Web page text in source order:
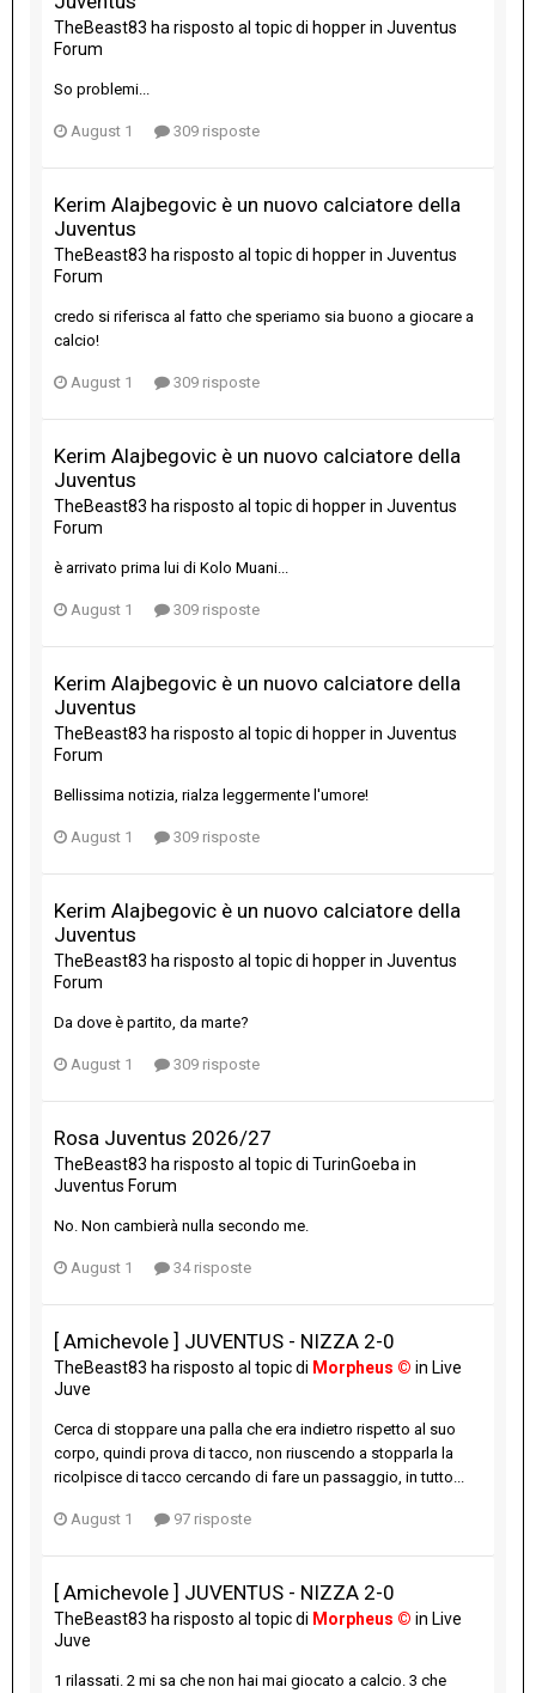
TheBeast83 ha risposto al topic di hopperin Juventus
Forum
So problemi...
August 1 309 risposte
Kerim Alajbegovic è un nuovo calciatore della
Juventus
TheBeast83 ha risposto al topic di hopperin Juventus
Forum
credo si riferisca al fatto che speriamo sia buono a giocare a
calcio!
August 1 309 risposte
Kerim Alajbegovic è un nuovo calciatore della
Juventus
TheBeast83 ha risposto al topic di hopperin Juventus
Forum
è arrivato prima lui di Kolo Muani...
August 1 309 risposte
Kerim Alajbegovic è un nuovo calciatore della
Juventus
TheBeast83 ha risposto al topic di hopperin Juventus
Forum
Bellissima notizia, rialza leggermente l'umore!
August 1 309 risposte
Kerim Alajbegovic è un nuovo calciatore della
Juventus
TheBeast83 ha risposto al topic di hopperin Juventus
Forum
Da dove è partito, da marte?
August 1 309 risposte
Rosa Juventus 2026/27
TheBeast83 ha risposto al topic di TurinGoeba in
Juventus Forum
No. Non cambierà nulla secondo me.
August 1 34 risposte
[ Amichevole ] JUVENTUS - NIZZA 2-0
TheBeast83 ha risposto al topic di Morpheus © in Live
Juve
Cerca di stoppare una palla che era indietro rispetto al suo
corpo, quindi prova di tacco, non riuscendo a stopparla la
ricolpisce di tacco cercando di fare un passaggio, in tutto...
August 1 97 risposte
[ Amichevole ] JUVENTUS - NIZZA 2-0
TheBeast83 ha risposto al topic di Morpheus © in Live
Juve
1 rilassati. 2 mi sa che non hai mai giocato a calcio. 3 che